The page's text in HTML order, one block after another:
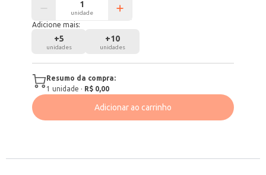
unidade
Adicione mais:
+5
unidades
+10
unidades
Resumo da compra:
1 unidade · R$ 0,00
Adicionar ao carrinho